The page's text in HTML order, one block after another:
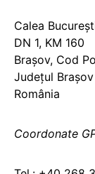
Calea
DN 1, KM 160
Braşov, Cod
Judeţul Braşov
România
Coordonate